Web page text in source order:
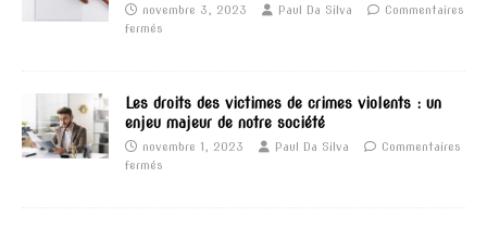
novembre 3, 2023 Paul Da Silva
Commentaires
fermés
Les droits des victimes de crimes violents : un
enjeu majeur de notre société
novembre 1, 2023 Paul Da Silva
Commentaires
fermés